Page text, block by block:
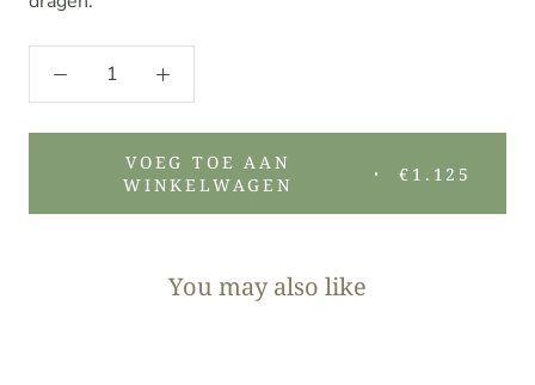
VOEG TOE AAN
WINKELWAGEN
€1.125
You may also like